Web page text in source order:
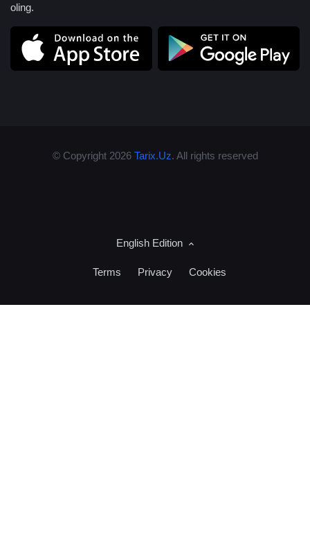
oling.
© Copyright 2026 Tarix.Uz. All rights reserved
English Edition
Terms Privacy Cookies